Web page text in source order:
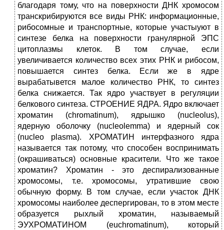
благодаря тому, что на поверхности ДНК хромосом
транскрибируются все виды РНК: информационные,
рибосомные и транспортные, которые участыуют в
синтезе белка на поверхности гранулярной ЭПС
цитоплазмы клеток. В том случае, если
увеличивается количество всех этих РНК и рибосом,
повышается синтез белка. Если же в ядре
вырабатывется малое количество РНК, то синтез
белка снижается. Так ядро участвует в регуляции
белкового синтеза. СТРОЕНИЕ ЯДРА. Ядро включает
хроматин (chromatinum), ядрышко (nucleolus),
ядерную оболочку (nucleolemma) и ядерный сок
(nucleo plasma). ХРОМАТИН интерфазного ядра
называется так потому, что способен воспринимать
(окрашиваться) основные красители. Что же такое
хроматин? Хроматин - это деспирализованные
хромосомы, т.е. хромосомы, утратившие свою
обычную форму. В том случае, если участок ДНК
хромосомы наиболее деспергирован, то в этом месте
образуется рыхлый хроматин, называемый
ЭУХРОМАТИНОМ (euchromatinum), который